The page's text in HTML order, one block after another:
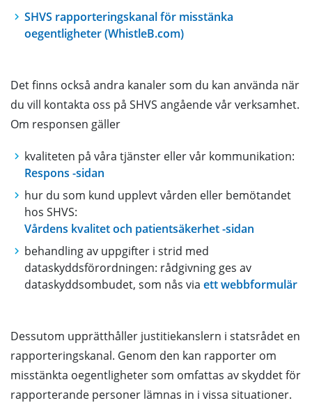
SHVS rapporteringskanal för misstänka
oegentligheter (WhistleB.com)
Det finns också andra kanaler som du kan använda när
du vill kontakta oss på SHVS angående vår verksamhet.
Om responsen gäller
kvaliteten på våra tjänster eller vår kommunikation:
Respons -sidan
hur du som kund upplevt vården eller bemötandet
hos SHVS:
Vårdens kvalitet och patientsäkerhet -sidan
behandling av uppgifter i strid med
dataskyddsförordningen: rådgivning ges av
dataskyddsombudet, som nås via ett webbformulär
Dessutom upprätthåller justitiekanslern i statsrådet en
rapporteringskanal. Genom den kan rapporter om
misstänkta oegentligheter som omfattas av skyddet för
rapporterande personer lämnas in i vissa situationer.